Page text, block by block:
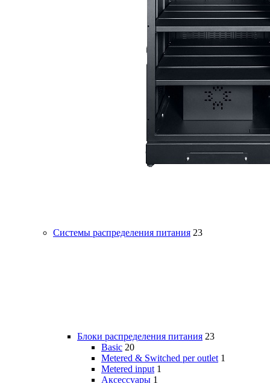
Системы распределения питания 23
Блоки распределения питания 23
Basic 20
Metered & Switched per outlet 1
Metered input 1
Аксессуары 1